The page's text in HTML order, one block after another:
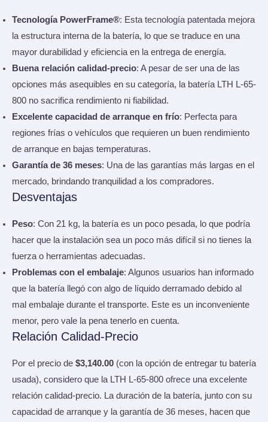
Tecnología PowerFrame®: Esta tecnología patentada mejora
la estructura interna de la batería, lo que se traduce en una
mayor durabilidad y eficiencia en la entrega de energía.
Buena relación calidad-precio: A pesar de ser una de las
opciones más asequibles en su categoría, la batería LTH L-65-
800 no sacrifica rendimiento ni fiabilidad.
Excelente capacidad de arranque en frío: Perfecta para
regiones frías o vehículos que requieren un buen rendimiento
de arranque en bajas temperaturas.
Garantía de 36 meses: Una de las garantías más largas en el
mercado, brindando tranquilidad a los compradores.
Desventajas
Peso: Con 21 kg, la batería es un poco pesada, lo que podría
hacer que la instalación sea un poco más difícil si no tienes la
fuerza o herramientas adecuadas.
Problemas con el embalaje: Algunos usuarios han informado
que la batería llegó con algo de líquido derramado debido al
mal embalaje durante el transporte. Este es un inconveniente
menor, pero vale la pena tenerlo en cuenta.
Relación Calidad-Precio
Por el precio de $3,140.00 (con la opción de entregar tu batería
usada), considero que la LTH L-65-800 ofrece una excelente
relación calidad-precio. La duración de la batería, junto con su
capacidad de arranque y la garantía de 36 meses, hacen que